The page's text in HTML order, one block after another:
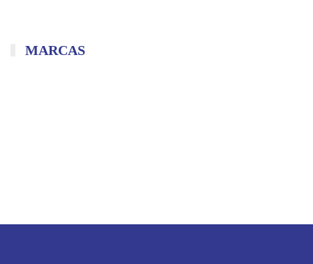
MARCAS